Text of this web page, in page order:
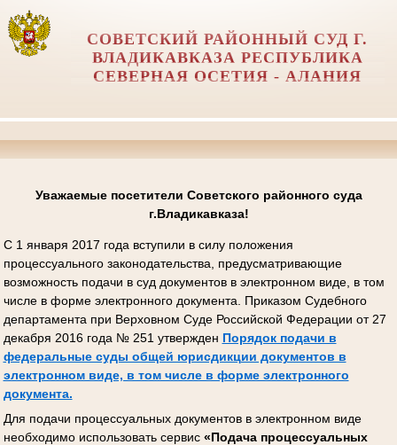
СОВЕТСКИЙ РАЙОННЫЙ СУД Г.
ВЛАДИКАВКАЗА РЕСПУБЛИКА
СЕВЕРНАЯ ОСЕТИЯ - АЛАНИЯ
Уважаемые посетители Советского районного суда
г.Владикавказа!
С 1 января 2017 года вступили в силу положения
процессуального законодательства, предусматривающие
возможность подачи в суд документов в электронном виде, в том
числе в форме электронного документа. Приказом Судебного
департамента при Верховном Суде Российской Федерации от 27
декабря 2016 года № 251 утвержден Порядок подачи в
федеральные суды общей юрисдикции документов в
электронном виде, в том числе в форме электронного
документа.
Для подачи процессуальных документов в электронном виде
необходимо использовать сервис «Подача процессуальных